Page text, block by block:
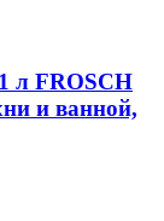
л FROSCH
и ванной,